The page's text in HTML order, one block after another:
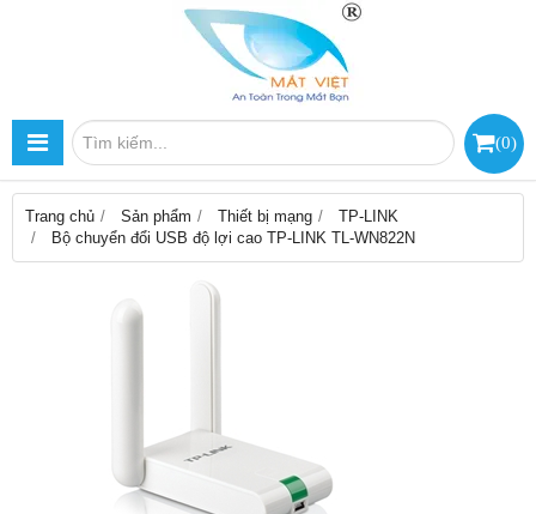
(0)
Trang chủ Sản phẩm Thiết bị mạng
TP-LINK
Bộ chuyển đổi USB độ lợi cao TP-LINK TL-WN822N